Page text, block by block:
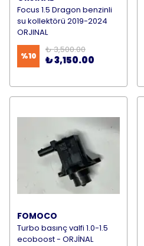
Focus 1.5 Dragon benzinli
su kollektörü 2019-2024
ORJINAL
%10
₺ 3,500.00
₺ 3,150.00
FOMOCO
Turbo basınç valfi 1.0-1.5
ecoboost - ORJİNAL